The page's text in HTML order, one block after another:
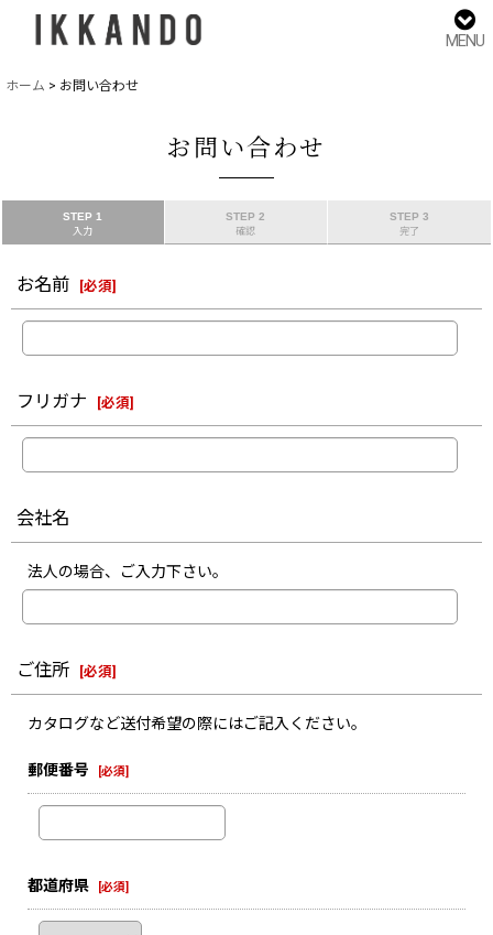
MENU
ホーム > お問い合わせ
お問い合わせ
STEP 1
入力
STEP 2
確認
STEP 3
完了
お名前 [必須]
フリガナ [必須]
会社名
法人の場合、ご入力下さい。
ご住所 [必須]
カタログなど送付希望の際にはご記入ください。
郵便番号 [必須]
都道府県 [必須]